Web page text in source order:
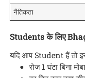
नैतिकता
Students के लिए
यदि आप Student हैं तो
रोज 1 घंटा बिना